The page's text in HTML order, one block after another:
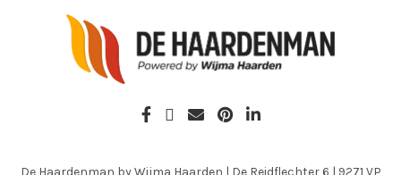
De Haardenman by Wijma Haarden | De Reidflechter 6 | 9271 VP